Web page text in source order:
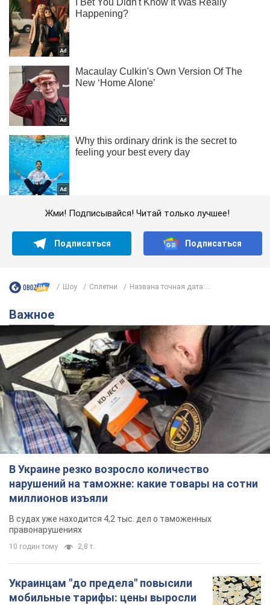
Жми! Подписывайся! Читай только лучшее!
Подписаться Подписаться
Шоу Сплетни Названа точная дата:...
Важное
В Украине резко возросло количество
нарушений на таможне: какие товары на сотни
миллионов изъяли
В судах уже находится 4,2 тыс. дел о таможенных
правонарушениях
10 годин тому 2,8 т.
Украинцам "до предела" повысили
мобильные тарифы: цены выросли